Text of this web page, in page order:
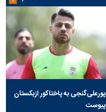
پورعلی‌گنجی به پاختاکور ازبکستان
پیوست